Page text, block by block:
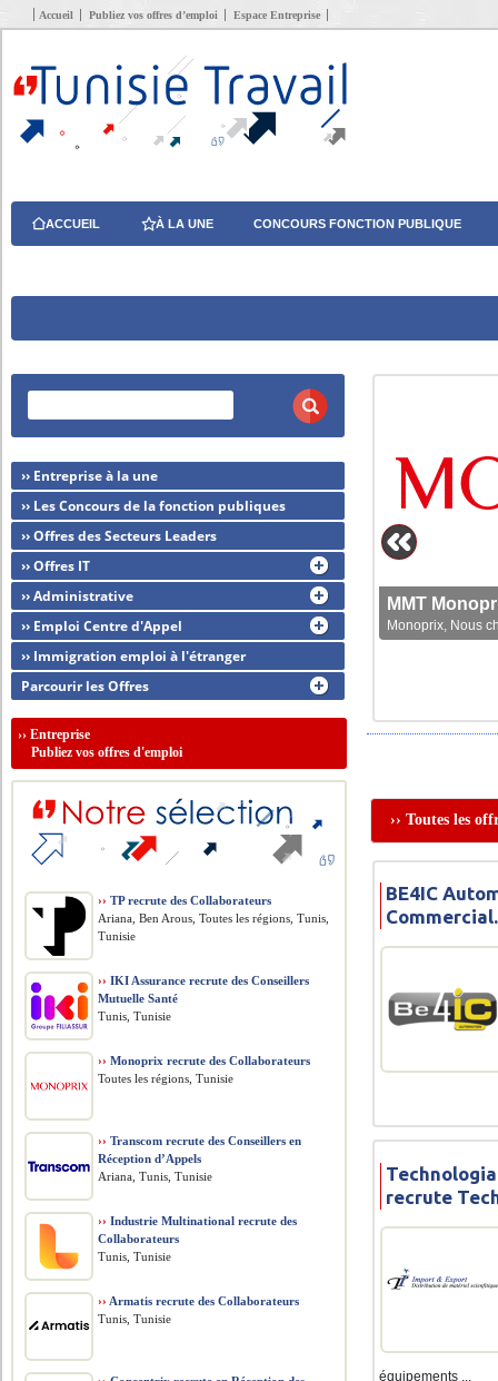
Accueil Publiez vos offres d’emploi Espace Entreprise
ACCUEIL À LA UNE CONCOURS FONCTION PUBLIQUE
MMT
Monoprix, Nous
›› Toutes les
BE4IC
recrute
équipements ...
›› Entreprise à la une
›› Les Concours de la fonction publiques
›› Offres des Secteurs Leaders
›› Offres IT
›› Administrative
›› Emploi Centre d'Appel
›› Immigration emploi à l'étranger
Parcourir les Offres
››Entreprise
Publiez vos offres d'emploi
›› TP recrute des Collaborateurs
Ariana, Ben Arous, Toutes les régions, Tunis,
Tunisie
›› IKI Assurance recrute des Conseillers
Mutuelle Santé
Tunis, Tunisie
›› Monoprix recrute des Collaborateurs
Toutes les régions, Tunisie
›› Transcom recrute des Conseillers en
Réception d’Appels
Ariana, Tunis, Tunisie
›› Industrie Multinational recrute des
Collaborateurs
Tunis, Tunisie
›› Armatis recrute des Collaborateurs
Tunis, Tunisie